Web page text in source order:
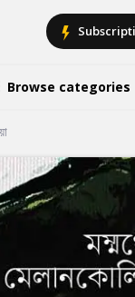
Browse categories